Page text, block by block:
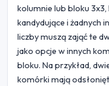
kolumnie lub bloku
kandydujące i żadnych
liczby muszą zająć te
jako opcje w innych
bloku. Na przykład,
komórki mają